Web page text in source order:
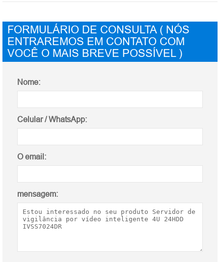
FORMULÁRIO DE CONSULTA ( NÓS
ENTRAREMOS EM CONTATO COM
VOCÊ O MAIS BREVE POSSÍVEL )
Nome:
Celular / WhatsApp:
O email:
mensagem: